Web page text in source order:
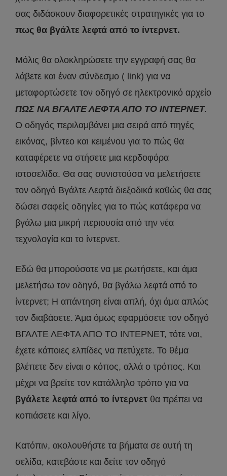
σας διδάσκουν διαφορετικές στρατηγικές για το
πως θα βγάλτε λεφτά από το ίντερνετ.
Μόλις θα ολοκληρώσετε την εγγραφή σας θα
λάβετε και έναν σύνδεσμο ( link) για να
μεταφορτώσετε τον οδηγό σε ηλεκτρονικό αρχείο
ΠΩΣ ΝΑ ΒΓΑΛΤΕ ΛΕΦΤΑ ΑΠΟ ΤΟ ΙΝΤΕΡΝΕΤ.
Ο οδηγός περιλαμβάνει μια σειρά από πηγές
εικόνας, βίντεο και κειμένου για το πώς θα
καταφέρετε να στήσετε μια κερδοφόρα
ιστοσελίδα. Θα σας συνιστούσα να μελετήσετε
τον οδηγό Βγάλτε Λεφτά διεξοδικά καθώς θα σας
δώσει σαφείς οδηγίες για το πώς κατάφερα να
βγάλω μια μικρή περιουσία από την νέα
τεχνολογία και το ίντερνετ.
Εδώ θα μπορούσατε να με ρωτήσετε, και άμα
μελετήσω τον οδηγό, θα βγάλω λεφτά από το
ίντερνετ; Η απάντηση είναι απλή, όχι άμα απλώς
τον διαβάσετε. Άμα όμως εφαρμόσετε τον οδηγό
ΒΓΑΛΤΕ ΛΕΦΤΑ ΑΠΟ ΤΟ ΙΝΤΕΡΝΕΤ, τότε ναι,
έχετε κάποιες ελπίδες να πετύχετε. Το θέμα
βλέπετε δεν είναι ο κόπος, αλλά ο τρόπος. Και
μέχρι να βρείτε τον κατάλληλο τρόπο για να
βγάλετε λεφτά από το ίντερνετ θα πρέπει να
κοπιάσετε και λίγο.
Κατόπιν, ακολουθήστε τα βήματα σε αυτή τη
σελίδα, κατεβάστε και δείτε τον οδηγό